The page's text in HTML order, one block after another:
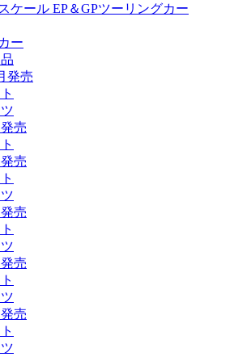
ケール EP＆GPツーリングカー
ー
発売
売
売
売
売
売